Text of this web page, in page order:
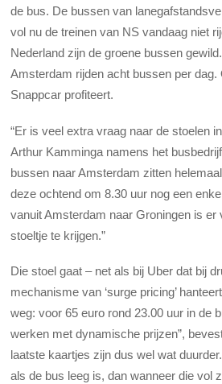
de bus. De bussen van
vol nu de treinen van NS vandaag niet
Nederland zijn de groene bussen
Amsterdam rijden acht bussen per dag.
Snappcar profiteert.
“Er is veel extra vraag naar de stoelen
Arthur Kamminga namens het
bussen naar Amsterdam zitten
deze ochtend om 8.30 uur nog een
vanuit Amsterdam naar Groningen is er
stoeltje te krijgen.”
Die stoel gaat – net als bij Uber dat bij
mechanisme van ‘surge pricing’
weg: voor 65 euro rond 23.00 uur in de
werken met dynamische prijzen”,
laatste kaartjes zijn dus wel wat
als de bus leeg is, dan wanneer die vol